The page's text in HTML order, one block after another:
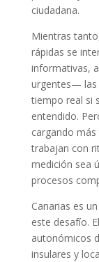
ciudadana.
Mientras
rápidas se
informativas,
urgentes— las
tiempo real si
entendido.
cargando
trabajan con
medición sea
procesos
Canarias es
este desafío.
autonómicos
insulares y